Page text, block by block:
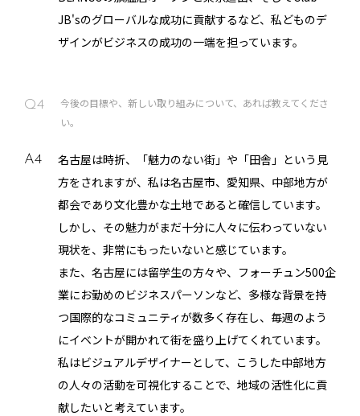
JB'sのグローバルな成功に貢献するなど、私どものデ
ザインがビジネスの成功の一端を担っています。
Q4
今後の目標や、新しい取り組みについて、あれば教えてくださ
い。
A4
名古屋は時折、「魅力のない街」や「田舎」という見
方をされますが、私は名古屋市、愛知県、中部地方が
都会であり文化豊かな土地であると確信しています。
しかし、その魅力がまだ十分に人々に伝わっていない
現状を、非常にもったいないと感じています。
また、名古屋には留学生の方々や、フォーチュン500企
業にお勤めのビジネスパーソンなど、多様な背景を持
つ国際的なコミュニティが数多く存在し、毎週のよう
にイベントが開かれて街を盛り上げてくれています。
私はビジュアルデザイナーとして、こうした中部地方
の人々の活動を可視化することで、地域の活性化に貢
献したいと考えています。